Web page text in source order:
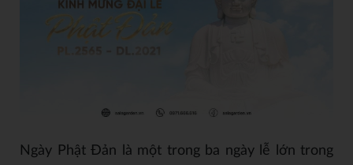
Ngày Phật Đản là một trong ba ngày lễ lớn trong